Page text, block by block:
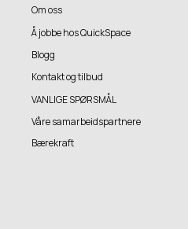
Om oss
Å jobbe hos QuickSpace
Blogg
Kontakt og tilbud
VANLIGE SPØRSMÅL
Våre samarbeidspartnere
Bærekraft